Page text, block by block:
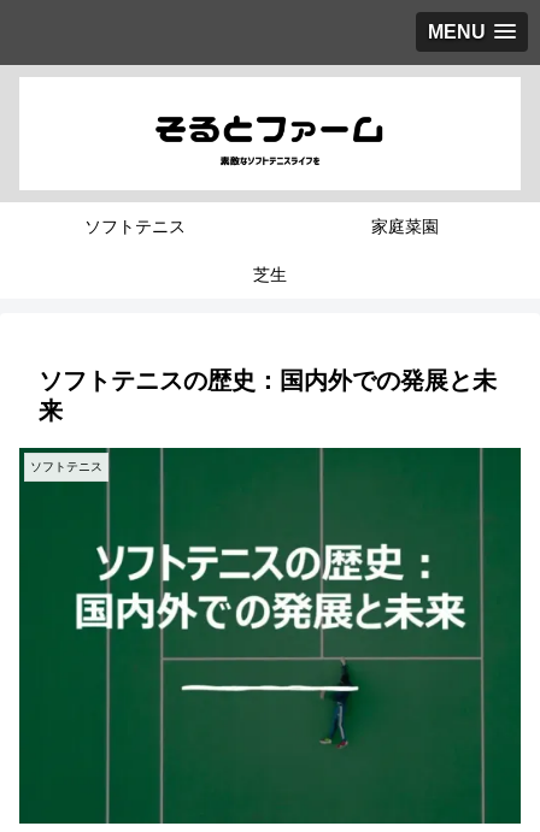
MENU
ソフトテニス 家庭菜園
芝生
ソフトテニスの歴史：国内外での発展と未
来
ソフトテニス